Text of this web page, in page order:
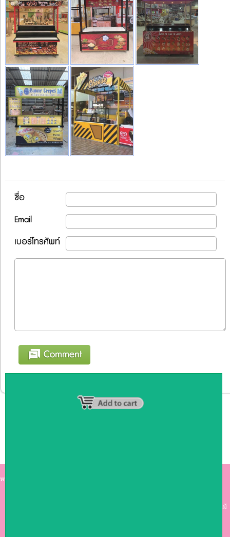
ชื่อ
Email
เบอร์โทรศัพท์
หน้าหลัก
คาร์เตอร์ เฟอร์นิเจอร์ ซุ้มไม้